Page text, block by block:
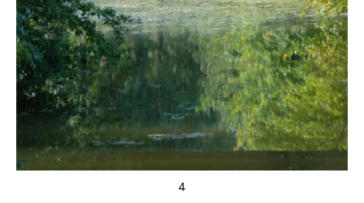
4